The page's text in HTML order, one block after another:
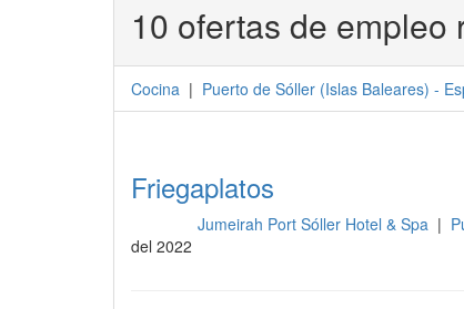
10 ofertas de empleo
Cocina | Puerto de Sóller (Islas Baleares) -
Friegaplatos
Jumeirah Port Sóller Hotel & Spa |
del 2022